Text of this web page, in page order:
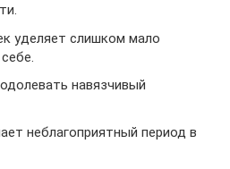
уделяет слишком мало
навязчивый
неблагоприятный период в